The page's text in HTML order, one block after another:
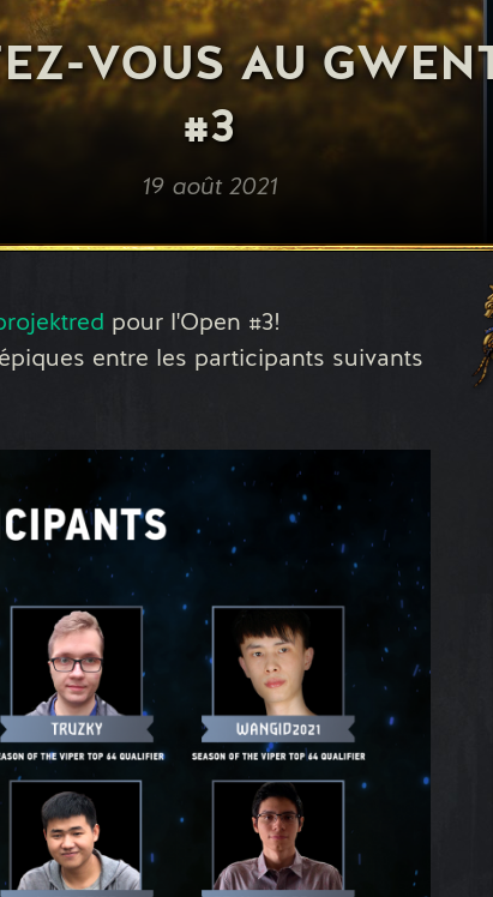
VOUS AU
#3
19 août 2021
pour l'Open #3!
entre les participants suivants